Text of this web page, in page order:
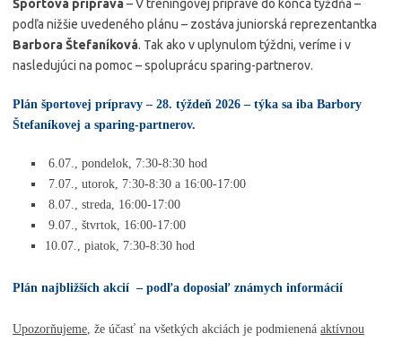
Športová príprava– V tréningovej príprave do konca týždňa –
podľa nižšie uvedeného plánu – zostáva juniorská reprezentantka
Barbora Štefaníková. Tak ako v uplynulom týždni, veríme i v
nasledujúci na pomoc – spoluprácu sparing-partnerov.
Plán športovej prípravy – 28. týždeň 2026 – týka sa iba Barbory
Štefaníkovej a sparing-partnerov.
6.07., pondelok, 7:30-8:30 hod
7.07., utorok, 7:30-8:30 a 16:00-17:00
8.07., streda, 16:00-17:00
9.07., štvrtok, 16:00-17:00
10.07., piatok, 7:30-8:30 hod
Plán najbližších akcií – podľa doposiaľ známych informácií
Upozorňujeme, že účasť na všetkých akciách je podmienená aktívnou